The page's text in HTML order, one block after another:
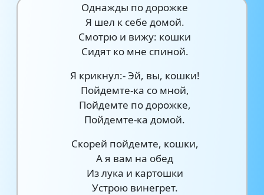
Однажды по дорожке
Я шел к себе домой.
Смотрю и вижу: кошки
Сидят ко мне спиной.
Я крикнул:- Эй, вы, кошки!
Пойдемте-ка со мной,
Пойдемте по дорожке,
Пойдемте-ка домой.
Скорей пойдемте, кошки,
А я вам на обед
Из лука и картошки
Устрою винегрет.